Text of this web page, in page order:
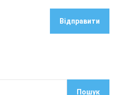
Пошук